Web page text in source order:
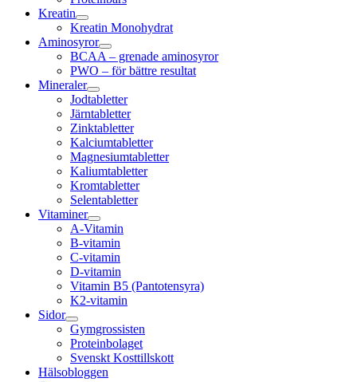
Kreatin
Kreatin Monohydrat
Aminosyror
BCAA – grenade aminosyror
PWO – för bättre resultat
Mineraler
Jodtabletter
Järntabletter
Zinktabletter
Kalciumtabletter
Magnesiumtabletter
Kaliumtabletter
Kromtabletter
Selentabletter
Vitaminer
A-Vitamin
B-vitamin
C-vitamin
D-vitamin
Vitamin B5 (Pantotensyra)
K2-vitamin
Sidor
Gymgrossisten
Proteinbolaget
Svenskt Kosttillskott
Hälsobloggen